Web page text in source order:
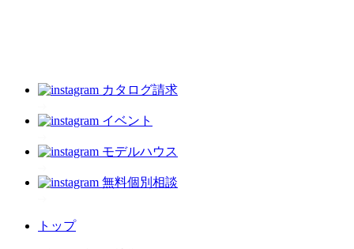
カタログ請求
イベント
モデルハウス
無料個別相談
トップ